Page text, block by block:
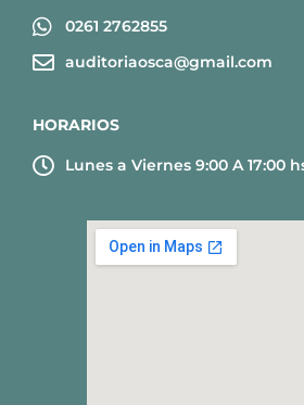
0261 2762855
auditoriaosca@gmail.com
HORARIOS
Lunes a Viernes 9:00 A 17:00